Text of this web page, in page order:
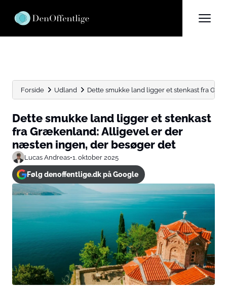
Forside Udland Dette smukke land ligger et stenkast fra
Dette smukke land ligger et stenkast
fra Grækenland: Alligevel er der
næsten ingen, der besøger det
Lucas Andreas•1. oktober 2025
Følg denoffentlige.dk på Google